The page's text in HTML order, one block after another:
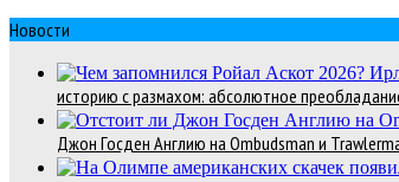
Новости
историю с размахом: абсолютное
Джон Госден Англию на Ombudsman и